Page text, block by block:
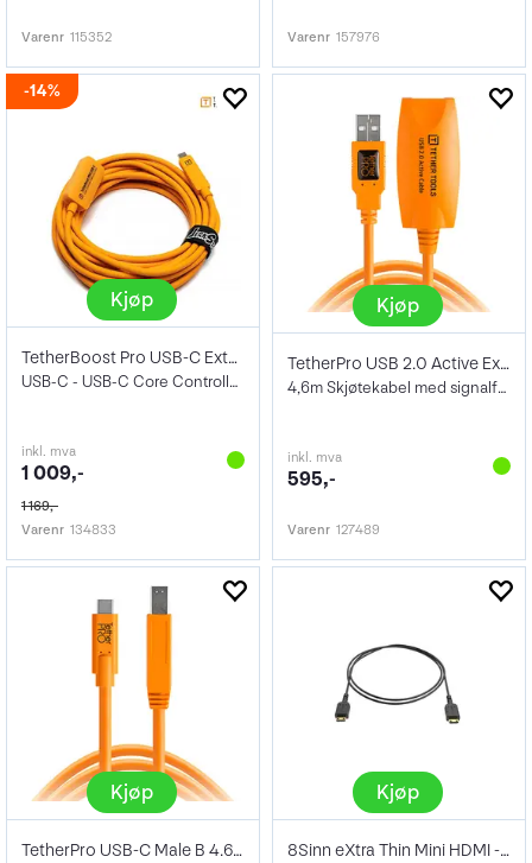
Varenr 115352 Varenr 157976
14%
Kjøp
TetherBoost Pro USB-C Extension Cable Or
USB-C - USB-C Core Controller 4,6m Orang
inkl. mva
1 009,-
1 169,-
Varenr 134833
Kjøp
TetherPro USB 2.0 Active Extension
4,6m Skjøtekabel med signalforsterker
inkl. mva
595,-
Varenr 127489
Kjøp
TetherPro USB-C Male B 4.6m Orange
Kjøp
8Sinn eXtra Thin Mini HDMI - Mini HDMI